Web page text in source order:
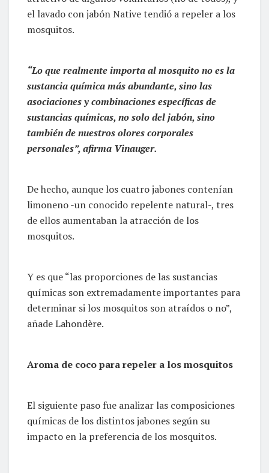
el lavado con jabón Native tendió a repeler a los
mosquitos.
“Lo que realmente importa al mosquito no es la
sustancia química más abundante, sino las
asociaciones y combinaciones específicas de
sustancias químicas, no solo del jabón, sino
también de nuestros olores corporales
personales”, afirma Vinauger.
De hecho, aunque los cuatro jabones contenían
limoneno -un conocido repelente natural-, tres
de ellos aumentaban la atracción de los
mosquitos.
Y es que “las proporciones de las sustancias
químicas son extremadamente importantes para
determinar si los mosquitos son atraídos o no”,
añade Lahondère.
Aroma de coco para repeler a los mosquitos
El siguiente paso fue analizar las composiciones
químicas de los distintos jabones según su
impacto en la preferencia de los mosquitos.